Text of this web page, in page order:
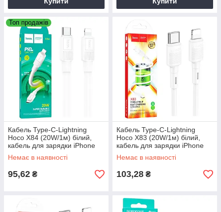
Топ продажів
Кабель Type-C-Lightning
Hoco X84 (20W/1м) білий,
кабель для зарядки iPhone
Type-C
Немає в наявності
95,62 ₴
Кабель Type-C-Lightning
Hoco X83 (20W/1м) білий,
кабель для зарядки iPhone
Type-C
Немає в наявності
103,28 ₴